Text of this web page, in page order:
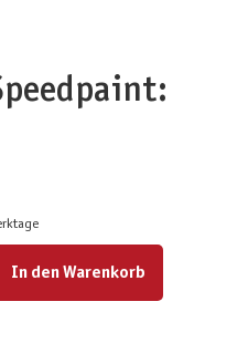
benutze die Schaltflächen um die Anzahl zu
In den Warenkorb